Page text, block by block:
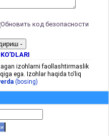
izohlarni faollashtirmaslik
ega. Izohlar haqida to'liq
(bosing)